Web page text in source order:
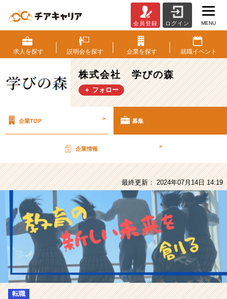
式
会
社
学
び
の
用/
求
-
の
教
育
を
変
え
る】
学
校
会員登録 ログイン MENU
求人を探す 説明会を探す 企業を探す 就職イベント
株式会社 学びの森
＋ フォロー
企業TOP > 募集
企業情報 >
最終更新： 2024年07月14日 14:19
転職